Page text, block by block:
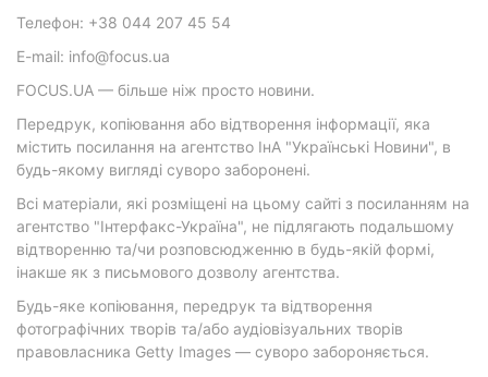
Телефон: +38 044 207 45 54
E-mail: info@focus.ua
FOCUS.UA — більше ніж просто новини.
Передрук, копіювання або відтворення інформації, яка
містить посилання на агентство ІнА "Українські Новини", в
будь-якому вигляді суворо заборонені.
Всі матеріали, які розміщені на цьому сайті з посиланням на
агентство "Інтерфакс-Україна", не підлягають подальшому
відтворенню та/чи розповсюдженню в будь-якій формі,
інакше як з письмового дозволу агентства.
Будь-яке копіювання, передрук та відтворення
фотографічних творів та/або аудіовізуальних творів
правовласника Getty Images — суворо забороняється.